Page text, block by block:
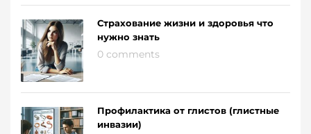
Страхование жизни и здоровья что
нужно знать
0 comments
Профилактика от глистов (глистные
инвазии)